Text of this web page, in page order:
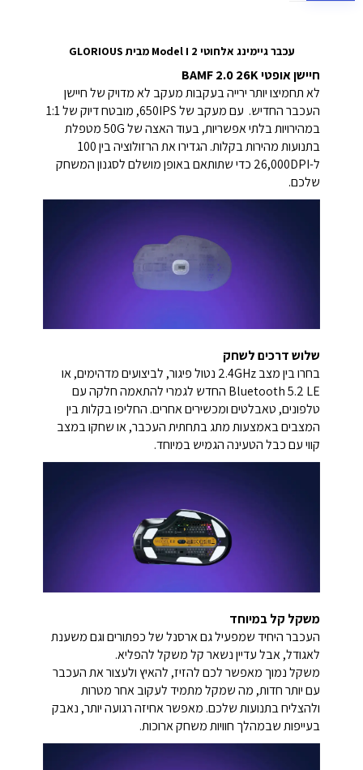
עכבר גיימינג אלחוטי Model I 2 מבית GLORIOUS
חיישן אופטי BAMF 2.0 26K
לא תחמיצו יותר ירייה בעקבות מעקב לא מדויק של חיישן
העכבר החדיש. עם מעקב של 650IPS, מובטח דיוק של 1:1
במהירויות בלתי אפשריות, בעוד האצה של 50G מטפלת
בתנועות מהירות בקלות. הגדירו את הרזולוציה בין 100
ל-26,000DPI כדי שתותאם באופן מושלם לסגנון המשחק
שלכם.
שלוש דרכים לשחק
בחרו בין מצב 2.4GHz נטול פיגור, לביצועים מדהימים, או
Bluetooth 5.2 LE החדש לגמרי להתאמה חלקה עם
טלפונים, טאבלטים ומכשירים אחרים. החליפו בקלות בין
המצבים באמצעות מתג בתחתית העכבר, או שחקו במצב
קווי עם כבל הטעינה הגמיש במיוחד.
משקל קל במיוחד
העכבר היחיד שמפעיל גם ארסנל של כפתורים וגם משענת
לאגודל, אבל עדיין נשאר קל משקל להפליא.
משקל נמוך מאפשר לכם להזיז, להאיץ ולעצור את העכבר
עם יותר חדות, מה שמקל מתמיד לעקוב אחר מטרות
ולהצליח בתנועות שלכם. מאפשר אחיזה רגועה יותר, נאבק
בעייפות שבמהלך חוויות משחק ארוכות.